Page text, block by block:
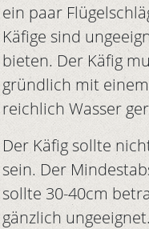
ein paar
Käfige sind
bieten. Der Käfig
gründlich mit
reichlich Wasser
Der Käfig sollte
sein. Der
sollte 30-40cm
gänzlich